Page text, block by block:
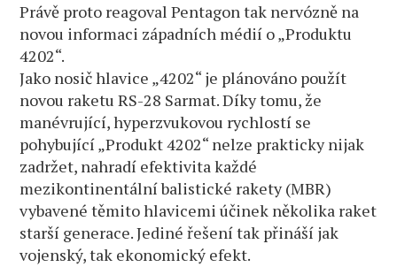
Právě proto reagoval Pentagon tak nervózně na
novou informaci západních médií o „Produktu
4202“.
Jako nosič hlavice „4202“ je plánováno použít
novou raketu RS-28 Sarmat. Díky tomu, že
manévrující, hyperzvukovou rychlostí se
pohybující „Produkt 4202“ nelze prakticky nijak
zadržet, nahradí efektivita každé
mezikontinentální balistické rakety (MBR)
vybavené těmito hlavicemi účinek několika raket
starší generace. Jediné řešení tak přináší jak
vojenský, tak ekonomický efekt.